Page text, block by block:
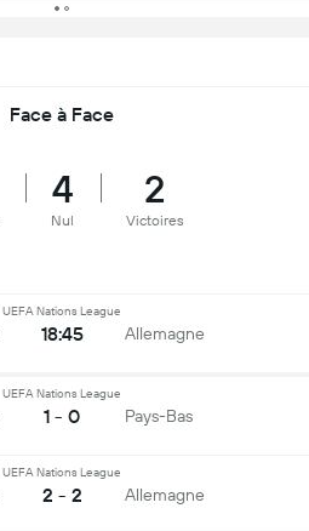
Face à Face
4
Nul
2
Victoires
UEFA Nations League
18:45 Allemagne
UEFA Nations League
1 - 0 Pays-Bas
UEFA Nations League
2 - 2 Allemagne